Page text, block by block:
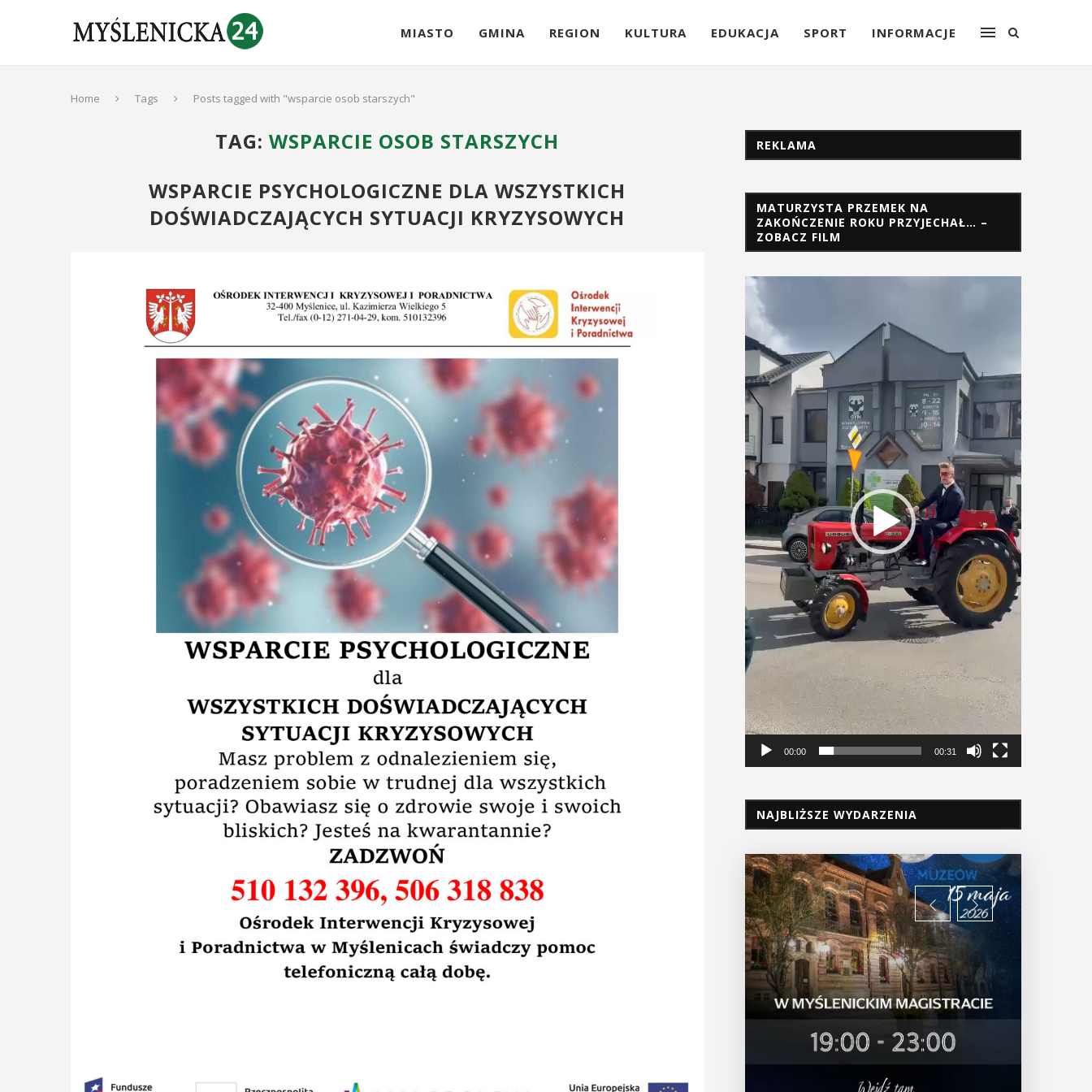
MIASTO GMINA REGION KULTURA EDUKACJA SPORT INFORMACJE
Home Tags Posts tagged with "wsparcie osob starszych"
TAG:WSPARCIE OSOB STARSZYCH
WSPARCIE PSYCHOLOGICZNE DLA WSZYSTKICH
DOŚWIADCZAJĄCYCH SYTUACJI KRYZYSOWYCH
REKLAMA
MATURZYSTA PRZEMEK NA
ZAKOŃCZENIE ROKU PRZYJECHAŁ… –
ZOBACZ FILM
Odtwarzacz
video
00:00 00:31
NAJBLIŻSZE WYDARZENIA